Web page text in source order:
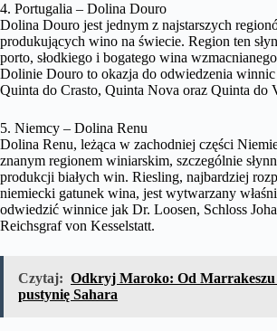
4. Portugalia – Dolina Douro
Dolina Douro jest jednym z najstarszych
produkujących wino na świecie. Region ten
porto, słodkiego i bogatego wina
Dolinie Douro to okazja do odwiedzenia
Quinta do Crasto, Quinta Nova oraz Quinta do
5. Niemcy – Dolina Renu
Dolina Renu, leżąca w zachodniej części
znanym regionem winiarskim, szczególnie
produkcji białych win. Riesling, najbardziej
niemiecki gatunek wina, jest wytwarzany
odwiedzić winnice jak Dr. Loosen, Schloss
Reichsgraf von Kesselstatt.
Czytaj: Odkryj Maroko: Od Marrakeszu
pustynię Sahara